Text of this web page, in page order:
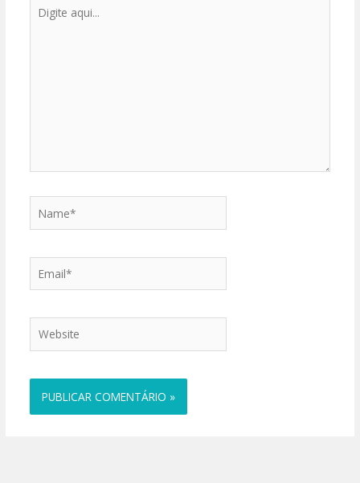
aqui...
Website